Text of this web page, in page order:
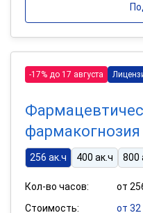
-17% до 17 августа
256 ак.ч 400 ак.ч 800
Кол-во часов:
от
Стоимость:
от 32